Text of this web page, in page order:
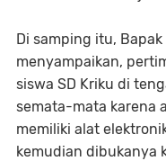
Di samping itu,
menyampaikan,
siswa SD Kriku di
semata-mata karena
memiliki alat
kemudian dibukanya